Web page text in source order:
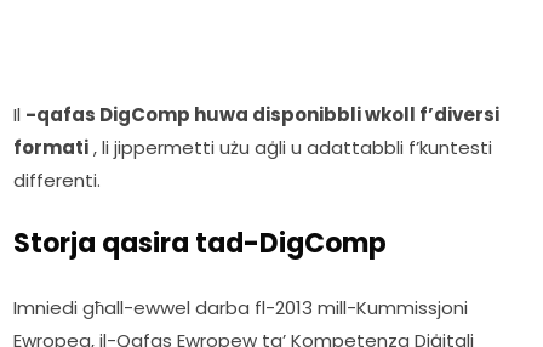
Il -qafas DigComp huwa disponibbli wkoll f’diversi
formati , li jippermetti użu aġli u adattabbli f’kuntesti
differenti.
Storja qasira tad-DigComp
Imniedi għall-ewwel darba fl-2013 mill-Kummissjoni
Ewropea, il-Qafas Ewropew ta’ Kompetenza Diġitali